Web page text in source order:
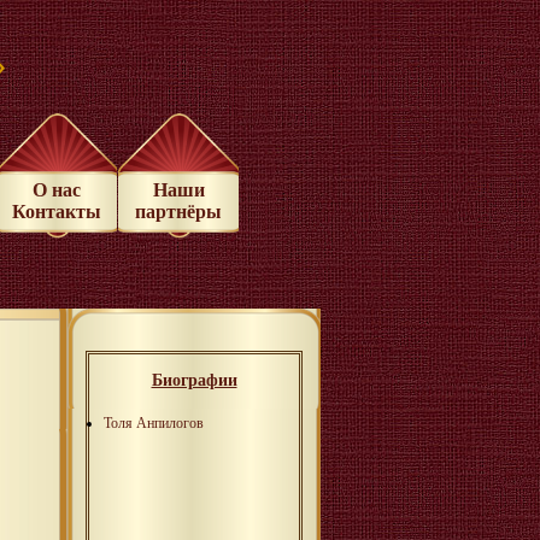
О нас
Контакты
Наши
партнёры
Биографии
Толя Анпилогов